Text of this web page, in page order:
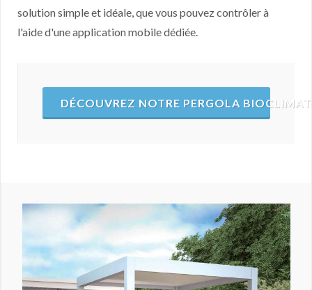
solution simple et idéale, que vous pouvez contrôler à
l'aide d'une application mobile dédiée.
DÉCOUVREZ NOTRE PERGOLA